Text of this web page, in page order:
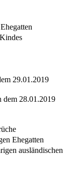
29.01.2019
dem 28.01.2019
Ehegatten
ausländischen